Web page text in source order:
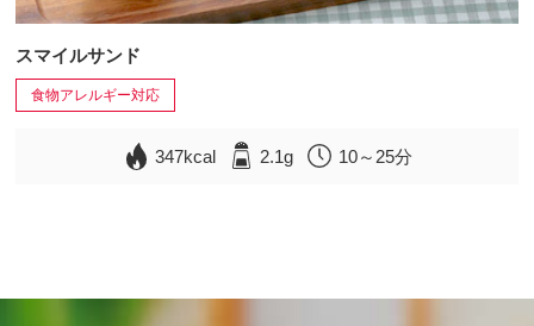
スマイルサンド
食物アレルギー対応
347kcal 2.1g 10～25分